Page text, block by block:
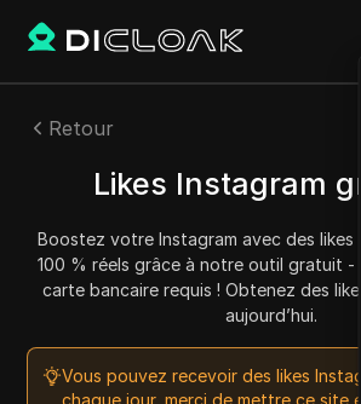
Retour
Likes Instagram
Boostez votre Instagram avec des likes
100 % réels grâce à notre outil gratuit -
carte bancaire requis ! Obtenez des
aujourd’hui.
Vous pouvez recevoir des likes
chaque jour, merci de mettre ce site